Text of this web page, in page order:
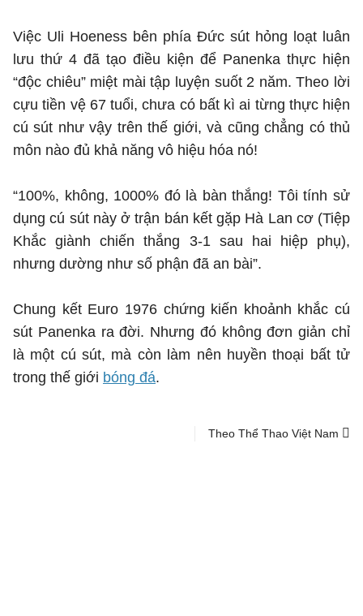
Việc Uli Hoeness bên phía Đức sút hỏng loạt luân
lưu thứ 4 đã tạo điều kiện để Panenka thực hiện
“độc chiêu” miệt mài tập luyện suốt 2 năm. Theo lời
cựu tiền vệ 67 tuổi, chưa có bất kì ai từng thực hiện
cú sút như vậy trên thế giới, và cũng chẳng có thủ
môn nào đủ khả năng vô hiệu hóa nó!
“100%, không, 1000% đó là bàn thắng! Tôi tính sử
dụng cú sút này ở trận bán kết gặp Hà Lan cơ (Tiệp
Khắc giành chiến thắng 3-1 sau hai hiệp phụ),
nhưng dường như số phận đã an bài”.
Chung kết Euro 1976 chứng kiến khoảnh khắc cú
sút Panenka ra đời. Nhưng đó không đơn giản chỉ
là một cú sút, mà còn làm nên huyền thoại bất tử
trong thế giới bóng đá.
Theo Thể Thao Việt Nam